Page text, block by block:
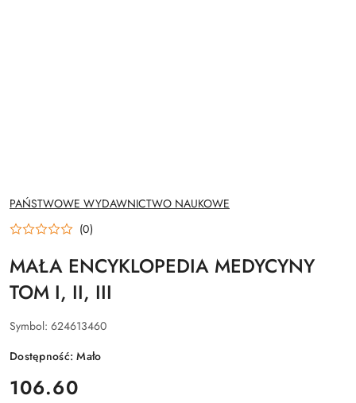
NAZWA
PRODUCENTA:
PAŃSTWOWE WYDAWNICTWO NAUKOWE
(0)
MAŁA ENCYKLOPEDIA MEDYCYNY
TOM I, II, III
Symbol: 624613460
Dostępność:Mało
cena:
106.60